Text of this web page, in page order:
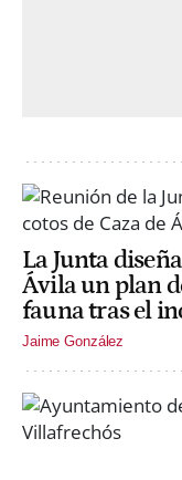
La Junta
Ávila un plan
fauna tras el
Jaime González